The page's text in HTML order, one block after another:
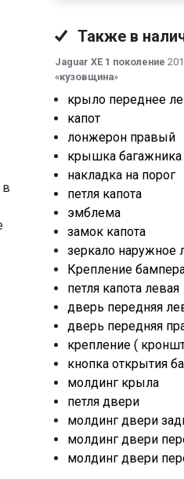
в
Также в
Jaguar XE 1 поколение
«кузовщина»
крыло переднее
капот
лонжерон правый
крышка
накладка на порог
петля капота
эмблема
замок капота
зеркало наружное
Крепление
петля капота левая
дверь передняя
дверь передняя
крепление (
кнопка открытия
молдинг крыла
петля двери
молдинг двери
молдинг двери
молдинг двери